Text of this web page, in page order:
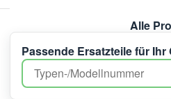
Alle
Passende Ersatzteile für Ihr